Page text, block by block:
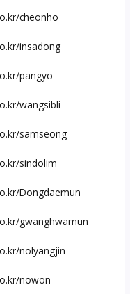
cheonho
insadong
pangyo
wangsibli
samseong
sindolim
Dongdaemun
gwanghwamun
nolyangjin
nowon